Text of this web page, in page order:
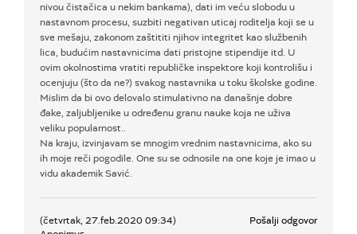
nivou čistačica u nekim bankama), dati im veću slobodu u
nastavnom procesu, suzbiti negativan uticaj roditelja koji se u
sve mešaju, zakonom zaštititi njihov integritet kao službenih
lica, budućim nastavnicima dati pristojne stipendije itd. U
ovim okolnostima vratiti republičke inspektore koji kontrolišu i
ocenjuju (što da ne?) svakog nastavnika u toku školske godine.
Mislim da bi ovo delovalo stimulativno na današnje dobre
đake, zaljubljenike u određenu granu nauke koja ne uživa
veliku popularnost..
Na kraju, izvinjavam se mnogim vrednim nastavnicima, ako su
ih moje reči pogodile. One su se odnosile na one koje je imao u
vidu akademik Savić.
(četvrtak, 27.feb.2020 09:34)
Pošalji odgovor